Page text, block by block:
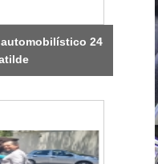
24